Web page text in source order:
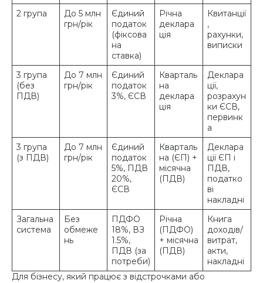
2 група
До 5 млн
грн/рік
Єдиний
податок
(фіксова
на
ставка)
Річна
деклара
ція
Квитанції
,
рахунки,
виписки
3 група
(без
ПДВ)
До 7 млн
грн/рік
Єдиний
податок
3%, ЄСВ
Кварталь
на
деклара
ція
Деклара
ції,
розрахун
ки ЄСВ,
первинк
а
3 група
(з ПДВ)
До 7 млн
грн/рік
Єдиний
податок
5%, ПДВ
20%,
ЄСВ
Кварталь
на (ЄП) +
місячна
(ПДВ)
Деклара
ції ЄП і
ПДВ,
податко
ві
накладні
Загальна
система
Без
обмеже
нь
ПДФО
18%, ВЗ
1.5%,
ПДВ (за
потреби)
Річна
(ПДФО)
+ місячна
(ПДВ)
Книга
доходів/
витрат,
акти,
накладні
Для бізнесу, який працює з відстрочками або